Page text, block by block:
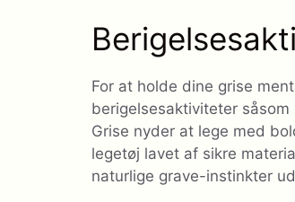
For at holde dine grise
berigelsesaktiviteter
Grise nyder at lege med
legetøj lavet af sikre
naturlige grave-instinkter